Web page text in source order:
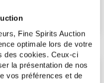
Fine Spirits Auction
optimale lors de votre
des cookies. Ceux-ci
la présentation de nos
vos préférences et de
bas annuel)